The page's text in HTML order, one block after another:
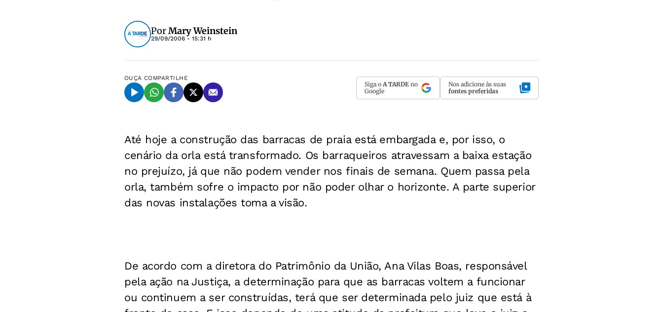
PorMary Weinstein
29/09/2006 - 15:31 h
OUÇA COMPARTILHE
Siga o A TARDE no
Google
Nos adicione às suas
fontes preferidas
Até hoje a construção das barracas de praia está embargada e, por isso, o
cenário da orla está transformado. Os barraqueiros atravessam a baixa estação
no prejuízo, já que não podem vender nos finais de semana. Quem passa pela
orla, também sofre o impacto por não poder olhar o horizonte. A parte superior
das novas instalações toma a visão.
De acordo com a diretora do Patrimônio da União, Ana Vilas Boas, responsável
pela ação na Justiça, a determinação para que as barracas voltem a funcionar
ou continuem a ser construídas, terá que ser determinada pelo juiz que está à